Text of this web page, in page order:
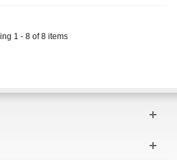
1 - 8 of 8 items